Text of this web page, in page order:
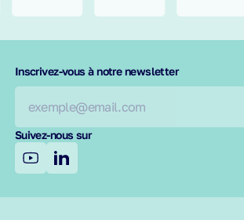
Inscrivez-vous à notre newsletterrequis
Suivez-nous sur